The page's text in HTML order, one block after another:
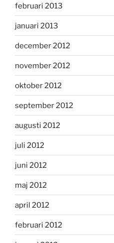
februari 2013
januari 2013
december 2012
november 2012
oktober 2012
september 2012
augusti 2012
juli 2012
juni 2012
maj 2012
april 2012
februari 2012